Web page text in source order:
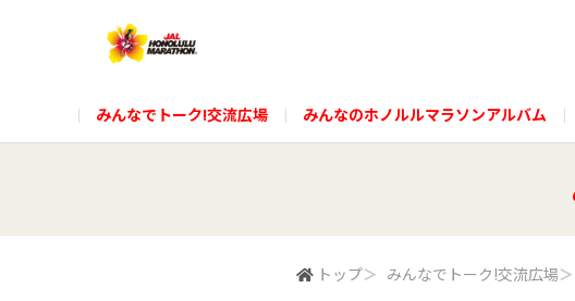
みんなでトーク!交流広場 みんなのホノルルマラソンアルバム
トップ＞ みんなでトーク!交流広場＞